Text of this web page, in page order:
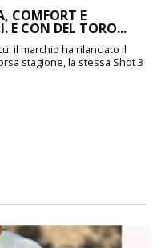
COMFORT E
E CON DEL TORO...
il marchio ha rilanciato il
stagione, la stessa Shot 3